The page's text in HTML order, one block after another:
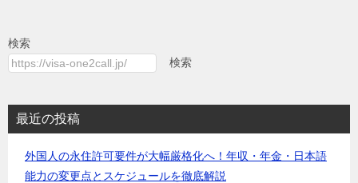
検索
検索
最近の投稿
外国人の永住許可要件が大幅厳格化へ！年収・年金・日本語
能力の変更点とスケジュールを徹底解説